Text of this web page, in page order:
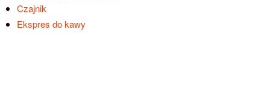
Czajnik
Ekspres do kawy